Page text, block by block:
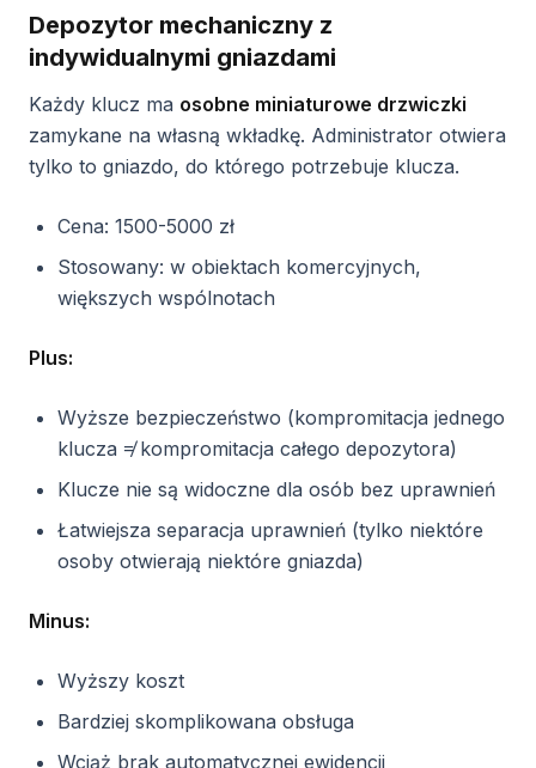
Depozytor mechaniczny z
indywidualnymi gniazdami
Każdy klucz ma osobne miniaturowe drzwiczki
zamykane na własną wkładkę. Administrator otwiera
tylko to gniazdo, do którego potrzebuje klucza.
Cena: 1500-5000 zł
Stosowany: w obiektach komercyjnych,
większych wspólnotach
Plus:
Wyższe bezpieczeństwo (kompromitacja jednego
klucza ≠ kompromitacja całego depozytora)
Klucze nie są widoczne dla osób bez uprawnień
Łatwiejsza separacja uprawnień (tylko niektóre
osoby otwierają niektóre gniazda)
Minus:
Wyższy koszt
Bardziej skomplikowana obsługa
Wciąż brak automatycznej ewidencji